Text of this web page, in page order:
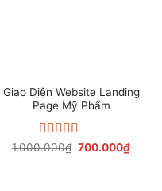
Giao Diện Website Landing
Page Mỹ Phẩm
Được xếp
1.000.000₫ Giá
gốc
700.000₫Giá